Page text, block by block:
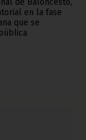
de Baloncesto,
en la fase
que se